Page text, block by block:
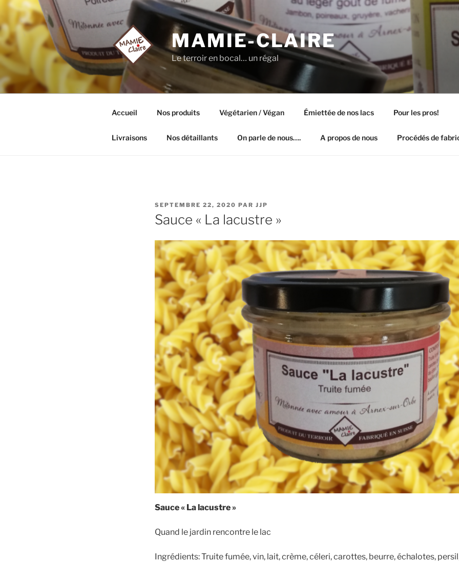
Aller
contenu
principal
MAMIE-CLAIRE
Le terroir en bocal… un régal
Accueil Nos produits Végétarien / Végan Émiettée de nos lacs Pour les pros!
Livraisons Nos détaillants On parle de nous…. A propos de nous Procédés de
PUBLIÉ
LE
SEPTEMBRE 22, 2020 PAR JJP
Sauce « La lacustre »
Sauce « La lacustre »
Quand le jardin rencontre le lac
Ingrédients: Truite fumée, vin, lait, crème, céleri, carottes, beurre, échalotes,